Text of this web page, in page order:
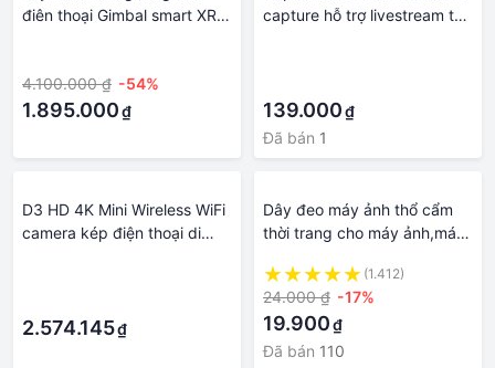
điên thoại Gimbal smart XR
cho điện thoại, máy ảnh, tự
động cân chỉnh, chuyển
4.100.000 ₫ -54%
1.895.000₫
capture hỗ trợ livestream từ
truyền hình, đầu ghi hình HD,
thiết bị y tế, máy nội soi, ghi
hình siêu âm vào máy tính -
139.000₫
Đã bán 1
D3 HD 4K Mini Wireless WiFi
camera kép điện thoại di
2.574.145₫
Dây đeo máy ảnh thổ cẩm
thời trang cho máy ảnh,máy
(1.412)
24.000 ₫ -17%
19.900₫
Đã bán 110